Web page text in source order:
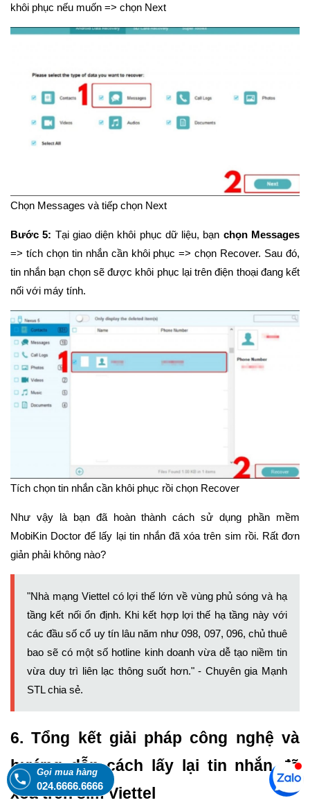
khôi phục nếu muốn => chọn Next
Chọn Messages và tiếp chọn Next
Bước 5: Tại giao diện khôi phục dữ liệu, bạn chọn Messages
=> tích chọn tin nhắn cần khôi phục => chọn Recover. Sau đó,
tin nhắn bạn chọn sẽ được khôi phục lại trên điện thoại đang kết
nối với máy tính.
Tích chọn tin nhắn cần khôi phục rồi chọn Recover
Như vậy là bạn đã hoàn thành cách sử dụng phần mềm
MobiKin Doctor để lấy lại tin nhắn đã xóa trên sim rồi. Rất đơn
giản phải không nào?
"Nhà mạng Viettel có lợi thế lớn về vùng phủ sóng và hạ
tầng kết nối ổn định. Khi kết hợp lợi thế hạ tầng này với
các đầu số cổ uy tín lâu năm như 098, 097, 096, chủ thuê
bao sẽ có một số hotline kinh doanh vừa dễ tạo niềm tin
vừa duy trì liên lạc thông suốt hơn." - Chuyên gia Mạnh
STL chia sẻ.
6. Tổng kết giải pháp công nghệ và
hướng dẫn cách lấy lại tin nhắn đã
xóa trên sim Viettel
Gọi mua hàng
024.6666.6666